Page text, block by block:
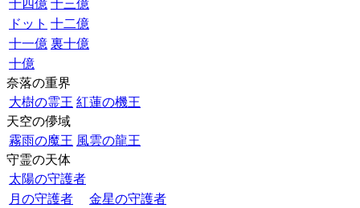
十四億 十三億
ドット 十二億
十一億 裏十億
十億
奈落の重界
大樹の霊王 紅蓮の機王
天空の儚域
霧雨の魔王 風雲の龍王
守霊の天体
太陽の守護者
月の守護者
金星の守護者